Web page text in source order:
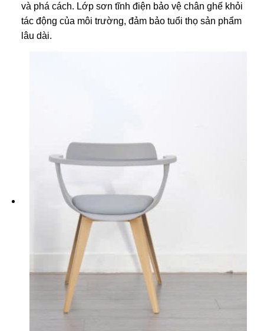
và phá cách. Lớp sơn tĩnh điện bảo vệ chân ghế khỏi
tác động của môi trường, đảm bảo tuổi thọ sản phẩm
lâu dài.